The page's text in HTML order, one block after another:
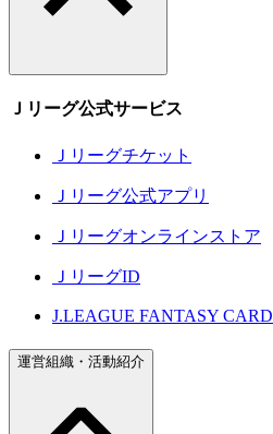
Ｊリーグ公式サービス
Ｊリーグチケット
Ｊリーグ公式アプリ
Ｊリーグオンラインストア
ＪリーグID
J.LEAGUE FANTASY CARD
運営組織・活動紹介